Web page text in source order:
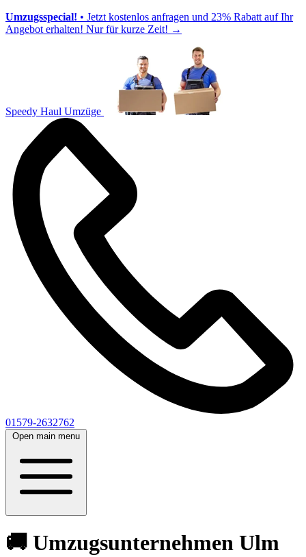
Umzugsspecial! • Jetzt kostenlos anfragen und 23% Rabatt auf Ihr
Angebot erhalten! Nur für kurze Zeit! →
Speedy Haul Umzüge
01579-2632762
Open main menu
🚚 Umzugsunternehmen Ulm